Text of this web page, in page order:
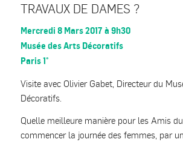
TRAVAUX DE DAMES ?
Mercredi 8 Mars 2017 à 9h30
Musée des Arts Décoratifs
Paris 1°
Visite avec Olivier Gabet, Directeur du
Décoratifs.
Quelle meilleure manière pour les Amis
commencer la journée des femmes, par